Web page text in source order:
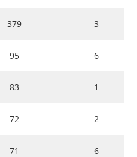
379 3
95 6
83 1
72 2
71 6